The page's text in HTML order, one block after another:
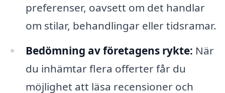
preferenser, oavsett om det handlar
om stilar, behandlingar eller tidsramar.
Bedömning av företagens rykte: När
du inhämtar flera offerter får du
möjlighet att läsa recensioner och